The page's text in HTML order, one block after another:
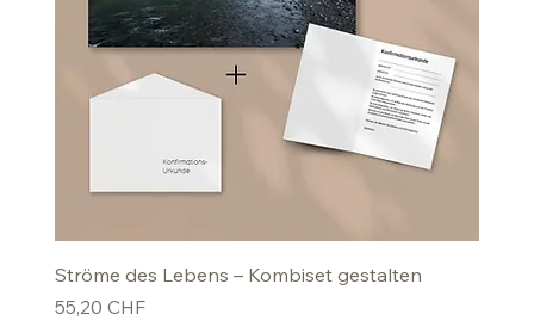
Ströme des Lebens – Kombiset gestalten
Preis
55,20 CHF